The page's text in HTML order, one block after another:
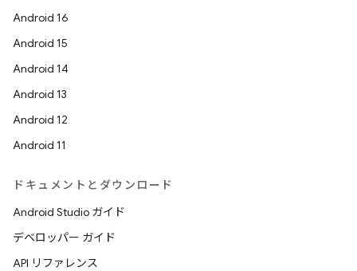
Android 16
Android 15
Android 14
Android 13
Android 12
Android 11
ドキュメントとダウンロード
Android Studio ガイド
デベロッパー ガイド
API リファレンス